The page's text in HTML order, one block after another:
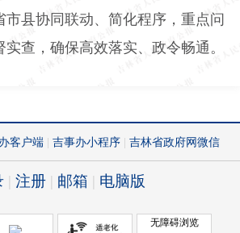
市县协同联动、简化程序，重点问
查，确保高效落实、政令畅通。